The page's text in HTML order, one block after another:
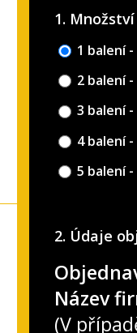
1. Množství
1 balení -
2 balení -
3 balení -
4 balení -
5 balení -
2. Údaje
Název
(V